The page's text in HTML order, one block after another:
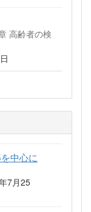
高齢者の検
中心に
7月25